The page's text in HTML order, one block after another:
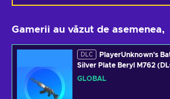
Gamerii au văzut de asemenea,
DLC
PlayerUnknown's
Silver Plate Beryl M762
Key GLOBAL
GLOBAL